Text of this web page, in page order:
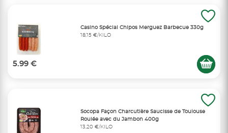
Casino Spécial Chipos Merguez Barbecue 330g
18,15 €/KILO
5.99 €
Socopa Façon Charcutière Saucisse de Toulouse
Roulée avec du Jambon 400g
13,20 €/KILO